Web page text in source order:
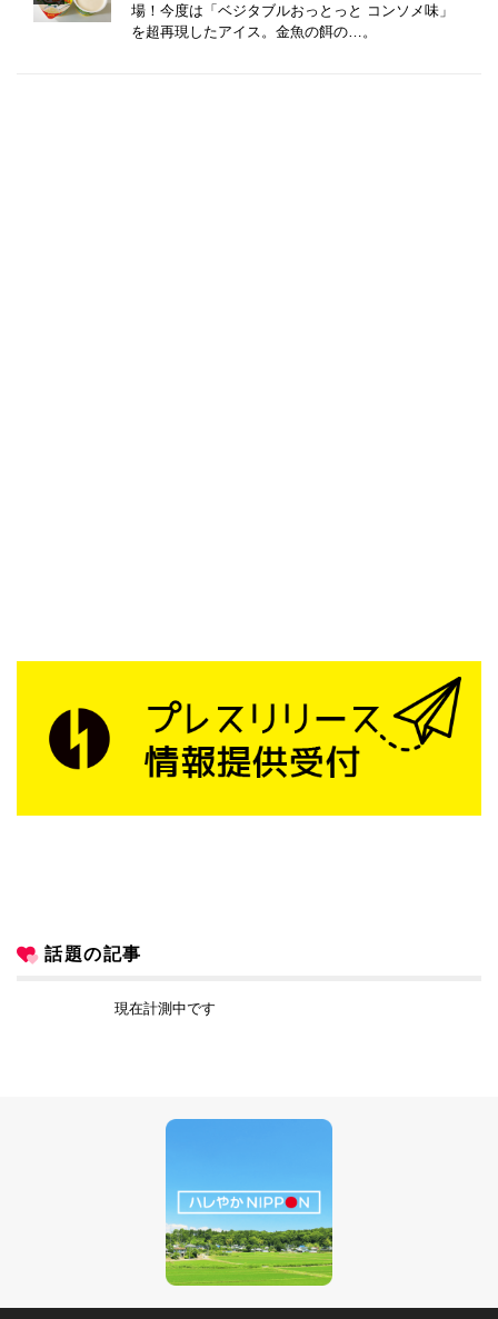
場！今度は「ベジタブルおっとっと コンソメ味」
を超再現したアイス。金魚の餌の…。
話題の記事
現在計測中です